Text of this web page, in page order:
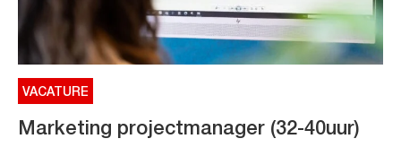
VACATURE
Marketing projectmanager (32-40uur)